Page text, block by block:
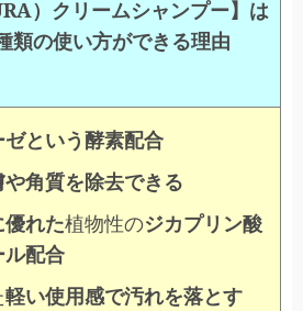
）クリームシャンプー】は
類の使い方ができる理由
という酵素配合
角質を除去できる
れた植物性のジカプリン酸
ル配合
軽い使用感で汚れを落とす